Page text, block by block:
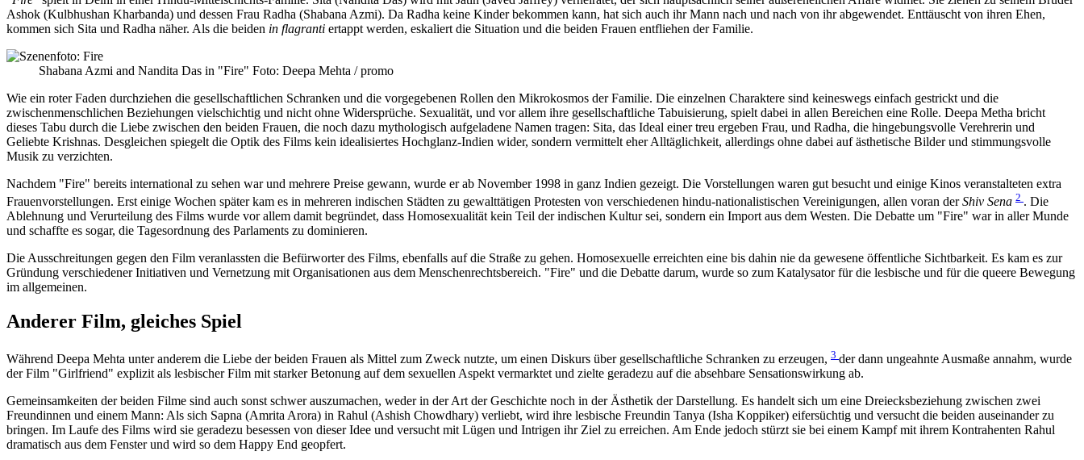
Ashok (Kulbhushan Kharbanda) und dessen Frau Radha (Shabana Azmi). Da Radha keine Kinder bekommen kann, hat sich auch ihr Mann nach und nach von ihr abgewendet. Enttäuscht von ihren Ehen,
kommen sich Sita und Radha näher. Als die beiden in flagranti ertappt werden, eskaliert die Situation und die beiden Frauen entfliehen der Familie.
Shabana Azmi and Nandita Das in "Fire" Foto: Deepa Mehta / promo
Wie ein roter Faden durchziehen die gesellschaftlichen Schranken und die vorgegebenen Rollen den Mikrokosmos der Familie. Die einzelnen Charaktere sind keineswegs einfach gestrickt und die
zwischenmenschlichen Beziehungen vielschichtig und nicht ohne Widersprüche. Sexualität, und vor allem ihre gesellschaftliche Tabuisierung, spielt dabei in allen Bereichen eine Rolle. Deepa Metha bricht
dieses Tabu durch die Liebe zwischen den beiden Frauen, die noch dazu mythologisch aufgeladene Namen tragen: Sita, das Ideal einer treu ergeben Frau, und Radha, die hingebungsvolle Verehrerin und
Geliebte Krishnas. Desgleichen spiegelt die Optik des Films kein idealisiertes Hochglanz-Indien wider, sondern vermittelt eher Alltäglichkeit, allerdings ohne dabei auf ästhetische Bilder und stimmungsvolle
Musik zu verzichten.
Nachdem "Fire" bereits international zu sehen war und mehrere Preise gewann, wurde er ab November 1998 in ganz Indien gezeigt. Die Vorstellungen waren gut besucht und einige Kinos veranstalteten extra
Frauenvorstellungen. Erst einige Wochen später kam es in mehreren indischen Städten zu gewalttätigen Protesten von verschiedenen hindu-nationalistischen Vereinigungen, allen voran derShiv Sena 2 . Die
Ablehnung und Verurteilung des Films wurde vor allem damit begründet, dass Homosexualität kein Teil der indischen Kultur sei, sondern ein Import aus dem Westen. Die Debatte um "Fire" war in aller Munde
und schaffte es sogar, die Tagesordnung des Parlaments zu dominieren.
Die Ausschreitungen gegen den Film veranlassten die Befürworter des Films, ebenfalls auf die Straße zu gehen. Homosexuelle erreichten eine bis dahin nie da gewesene öffentliche Sichtbarkeit. Es kam es zur
Gründung verschiedener Initiativen und Vernetzung mit Organisationen aus dem Menschenrechtsbereich. "Fire" und die Debatte darum, wurde so zum Katalysator für die lesbische und für die queere Bewegung
im allgemeinen.
Anderer Film, gleiches Spiel
Während Deepa Mehta unter anderem die Liebe der beiden Frauen als Mittel zum Zweck nutzte, um einen Diskurs über gesellschaftliche Schranken zu erzeugen, 3 der dann ungeahnte Ausmaße annahm, wurde
der Film "Girlfriend" explizit als lesbischer Film mit starker Betonung auf dem sexuellen Aspekt vermarktet und zielte geradezu auf die absehbare Sensationswirkung ab.
Gemeinsamkeiten der beiden Filme sind auch sonst schwer auszumachen, weder in der Art der Geschichte noch in der Ästhetik der Darstellung. Es handelt sich um eine Dreiecksbeziehung zwischen zwei
Freundinnen und einem Mann: Als sich Sapna (Amrita Arora) in Rahul (Ashish Chowdhary) verliebt, wird ihre lesbische Freundin Tanya (Isha Koppiker) eifersüchtig und versucht die beiden auseinander zu
bringen. Im Laufe des Films wird sie geradezu besessen von dieser Idee und versucht mit Lügen und Intrigen ihr Ziel zu erreichen. Am Ende jedoch stürzt sie bei einem Kampf mit ihrem Kontrahenten Rahul
dramatisch aus dem Fenster und wird so dem Happy End geopfert.